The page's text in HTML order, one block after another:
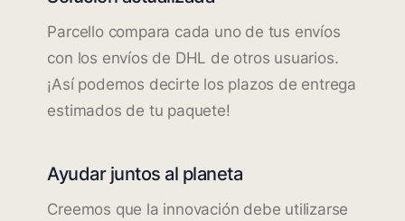
Parcello compara cada uno de tus envíos
con los envíos de DHL de otros usuarios.
¡Así podemos decirte los plazos de entrega
estimados de tu paquete!
Ayudar juntos al planeta
Creemos que la innovación debe utilizarse